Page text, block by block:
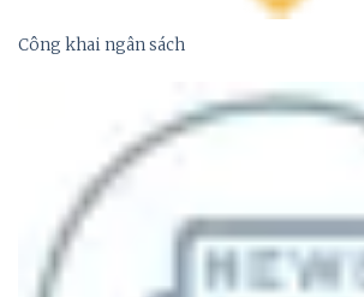
Công khai ngân sách